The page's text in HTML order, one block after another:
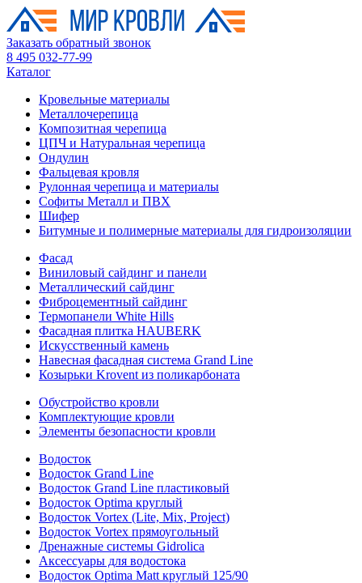
Заказать обратный звонок
8 495 032-77-99
Каталог
Кровельные материалы
Металлочерепица
Композитная черепица
ЦПЧ и Натуральная черепица
Ондулин
Фальцевая кровля
Рулонная черепица и материалы
Софиты Металл и ПВХ
Шифер
Битумные и полимерные материалы для гидроизоляции
Фасад
Виниловый сайдинг и панели
Металлический сайдинг
Фиброцементный сайдинг
Термопанели White Hills
Фасадная плитка HAUBERK
Искусственный камень
Навесная фасадная система Grand Line
Козырьки Krovent из поликарбоната
Обустройство кровли
Комплектующие кровли
Элементы безопасности кровли
Водосток
Водосток Grand Line
Водосток Grand Line пластиковый
Водосток Optima круглый
Водосток Vortex (Lite, Mix, Project)
Водосток Vortex прямоугольный
Дренажные системы Gidrolica
Аксессуары для водостока
Водосток Optima Matt круглый 125/90